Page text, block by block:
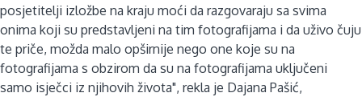
posjetitelji izložbe na kraju moći da razgovaraju sa svima
onima koji su predstavljeni na tim fotografijama i da uživo čuju
te priče, možda malo opširnije nego one koje su na
fotografijama s obzirom da su na fotografijama uključeni
samo isječci iz njihovih života", rekla je Dajana Pašić,